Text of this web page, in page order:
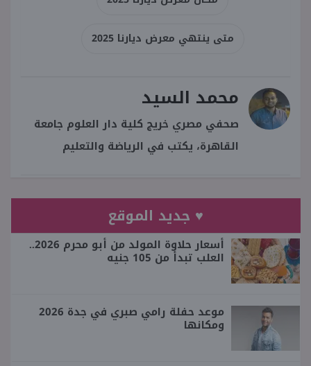
متى ينتهي معرض ديارنا 2025
محمد السيد
صحفي مصري خريج كلية دار العلوم جامعة
القاهرة، يكتب في الرياضة والتعليم
♥ جديد الموقع
أسعار حلاوة المولد من أبو محرم 2026..
العلب تبدأ من 105 جنيه
موعد حفلة رامي صبري في جدة 2026
ومكانها